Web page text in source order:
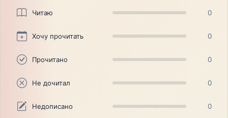
Читаю 0
Хочу прочитать 0
Прочитано 0
Не дочитал 0
Недописано 0